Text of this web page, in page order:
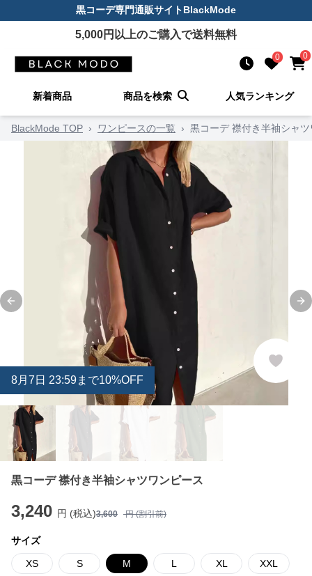
黒コーデ専門通販サイトBlackMode
5,000円以上のご購入で送料無料
0 0
新着商品 商品を検索 人気ランキング
BlackMode TOP › ワンピースの一覧 › 黒コーデ 襟付き半袖シャ
Previous slide
8月 7 日 23:59まで10%OFF
黒コーデ 襟付き半袖シャツワンピース
3,240 円 (税込)3,600 円 (割引前)
サイズ
XS S M L XL XXL